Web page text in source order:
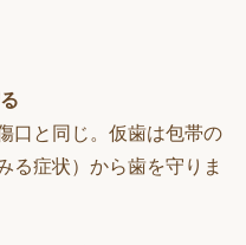
口と同じ。仮歯は包帯の
る症状）から歯を守りま